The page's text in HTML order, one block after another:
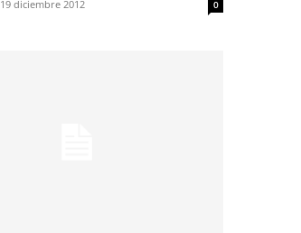
19 diciembre 2012 0